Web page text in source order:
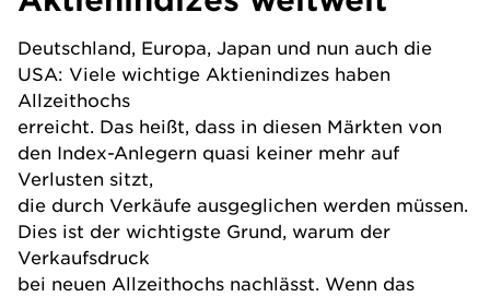
Deutschland, Europa, Japan und nun auch die
USA: Viele wichtige Aktienindizes haben
Allzeithochs
erreicht. Das heißt, dass in diesen Märkten von
den Index-Anlegern quasi keiner mehr auf
Verlusten sitzt,
die durch Verkäufe ausgeglichen werden müssen.
Dies ist der wichtigste Grund, warum der
Verkaufsdruck
bei neuen Allzeithochs nachlässt. Wenn das